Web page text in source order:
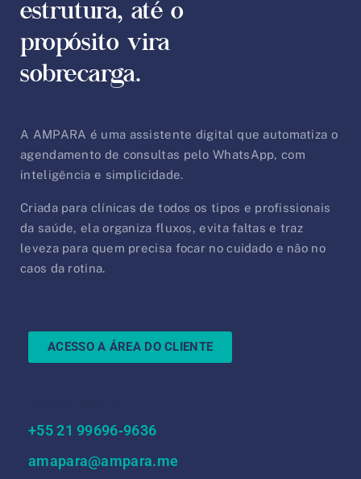
estrutura, até o
propósito vira
sobrecarga.
A AMPARA é uma assistente digital que automatiza o
agendamento de consultas pelo WhatsApp, com
inteligência e simplicidade.
Criada para clínicas de todos os tipos e profissionais
da saúde, ela organiza fluxos, evita faltas e traz
leveza para quem precisa focar no cuidado e não no
caos da rotina.
ACESSO A ÁREA DO CLIENTE
‪+55 21 99696‑9636‬
amapara@ampara.me